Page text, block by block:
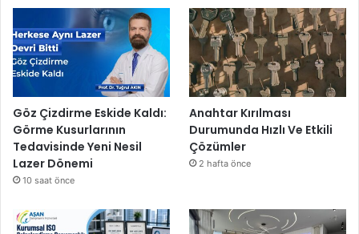
Göz Çizdirme Eskide Kaldı:
Görme Kusurlarının
Tedavisinde Yeni Nesil
Lazer Dönemi
10 saat önce
Anahtar Kırılması
Durumunda Hızlı Ve Etkili
Çözümler
2 hafta önce